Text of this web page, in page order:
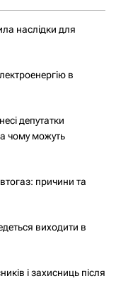
наслідки для
в
депутатки
чому можуть
причини та
виходити в
і захисниць після